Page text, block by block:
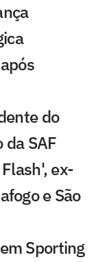
do
SAF
ex-
e São
Sporting